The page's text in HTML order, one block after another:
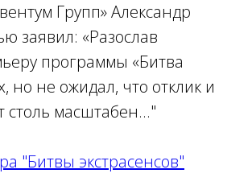
Групп» Александр
заявил: «Разослав
программы «Битва
но не ожидал, что отклик и
столь масштабен..."
"Битвы экстрасенсов"